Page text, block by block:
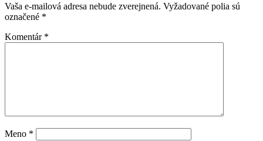
Vaša e-mailová adresa nebude zverejnená. Vyžadované polia sú
označené *
Komentár *
Meno *